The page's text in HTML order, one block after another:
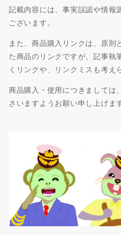
記載内容には、事実誤認や情報
ございます。
また、商品購入リンクは、原則
た商品のリンクですが、記事執
くリンクや、リンクミスも考え
商品購入・使用につきましては
さいますようお願い申し上げま